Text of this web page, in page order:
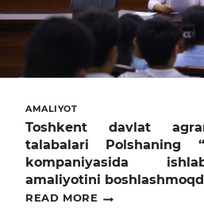
AMALIYOT
Toshkent davlat
talabalari Polshaning
kompaniyasida
amaliyotini
READ MORE
TOSHKENT